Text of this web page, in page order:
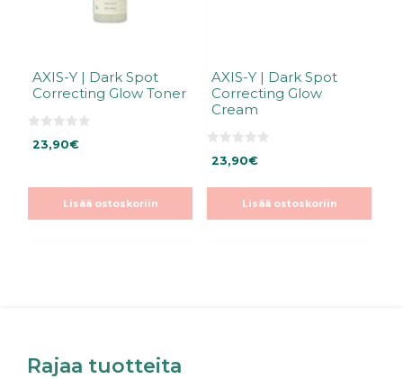
AXIS-Y | Dark Spot
Correcting Glow Toner
523,90€
Lisää ostoskoriin
AXIS-Y | Dark Spot
Correcting Glow
Cream
5
s
23,90€
Lisää ostoskoriin
Rajaa tuotteita